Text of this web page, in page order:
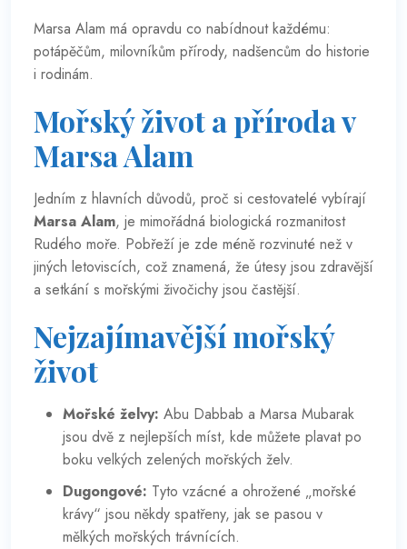
Marsa Alam má opravdu co nabídnout každému:
potápěčům, milovníkům přírody, nadšencům do historie
i rodinám.
Mořský život a příroda v
Marsa Alam
Jedním z hlavních důvodů, proč si cestovatelé vybírají
Marsa Alam, je mimořádná biologická rozmanitost
Rudého moře. Pobřeží je zde méně rozvinuté než v
jiných letoviscích, což znamená, že útesy jsou zdravější
a setkání s mořskými živočichy jsou častější.
Nejzajímavější mořský
život
Mořské želvy: Abu Dabbab a Marsa Mubarak
jsou dvě z nejlepších míst, kde můžete plavat po
boku velkých zelených mořských želv.
Dugongové: Tyto vzácné a ohrožené „mořské
krávy“ jsou někdy spatřeny, jak se pasou v
mělkých mořských trávnících.